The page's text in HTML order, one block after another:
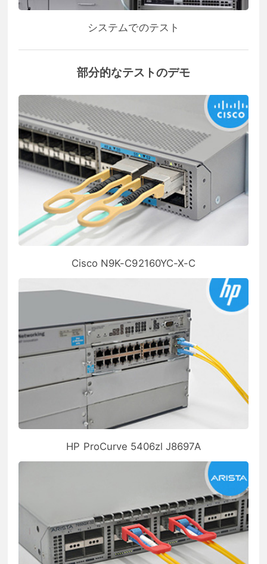
システムでのテスト
部分的なテストのデモ
Cisco N9K-C92160YC-X-C
HP ProCurve 5406zl J8697A